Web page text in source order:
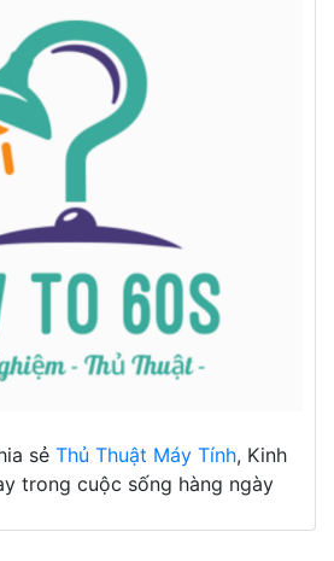
sẻ Thủ Thuật Máy Tính, Kinh
trong cuộc sống hàng ngày